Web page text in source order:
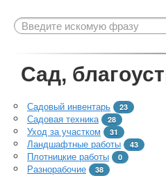
Сад,
Садовый инвентарь 23
Садовая техника 28
Уход за участком 31
Ландшафтные работы 43
Плотницкие работы 0
Разнорабочие 38